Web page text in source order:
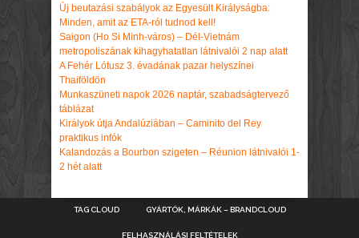
Új beutazási szabályok az Egyesült Királyságba:
Minden, amit az ETA-ról tudnod kell!
Saigon (Ho Si Minh-város) – Dél-Vietnám
metropoliszának kihagyhatatlan látnivalói 2 nap alatt
A Fehér Lótusz 3. évadának pazar helyszínei
Thaiföldön
Munkaszüneti napok 2026 naptár, szabadságtervező
táblázat
Királyok útja Andalúziában – Caminito del Rey
praktikus infók
Kalandozás a Bourbon szigeten – Réunion látnivalói 1-
2 hét alatt
TAG CLOUD GYÁRTÓK, MÁRKÁK – BRANDCLOUD
FELHASZNÁLÁSI FELTÉTELEK